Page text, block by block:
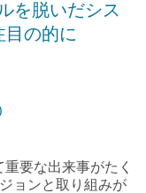
を脱いだシス
目の的に
要な出来事がたく
ョンと取り組みが